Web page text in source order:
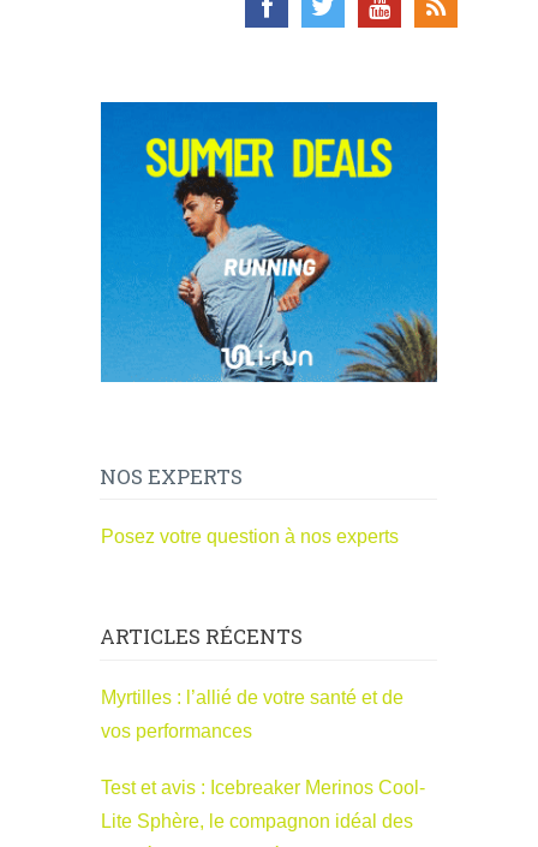
NOS EXPERTS
Posez votre question à nos experts
ARTICLES RÉCENTS
Myrtilles : l’allié de votre santé et de
vos performances
Test et avis : Icebreaker Merinos Cool-
Lite Sphère, le compagnon idéal des